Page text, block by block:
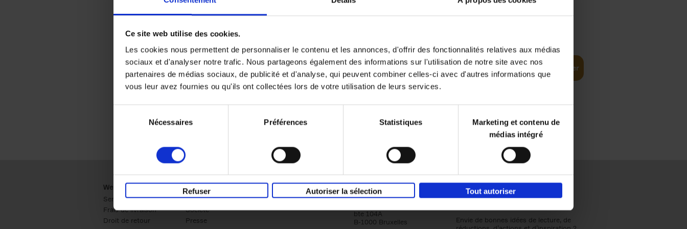
Ce site web utilise des cookies.
Les cookies nous permettent de personnaliser le contenu et les annonces, d'offrir des fonctionnalités relatives aux médias
sociaux et d'analyser notre trafic. Nous partageons également des informations sur l'utilisation de notre site avec nos
partenaires de médias sociaux, de publicité et d'analyse, qui peuvent combiner celles-ci avec d'autres informations que
vous leur avez fournies ou qu'ils ont collectées lors de votre utilisation de leurs services.
Nécessaires Préférences Statistiques
Marketing et contenu de
médias intégré
Refuser Autoriser la sélection Tout autoriser
Planning to Promoting
Clo Willaerts
Couverture souple
352 Ajouter au panier
Webshop
Service clients
Frais de livraison
Droit de retour
Business
Ventes
Société
Presse
Société
Qui sommes-nous?
Éditions Racine
Tour & Taxis
bte 104A
B-1000 Bruxelles
Envie de bonnes idées de lecture, de